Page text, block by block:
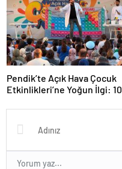
Pendik’te Açık Hava Çocuk
Etkinlikleri’ne Yoğun İlgi: 10